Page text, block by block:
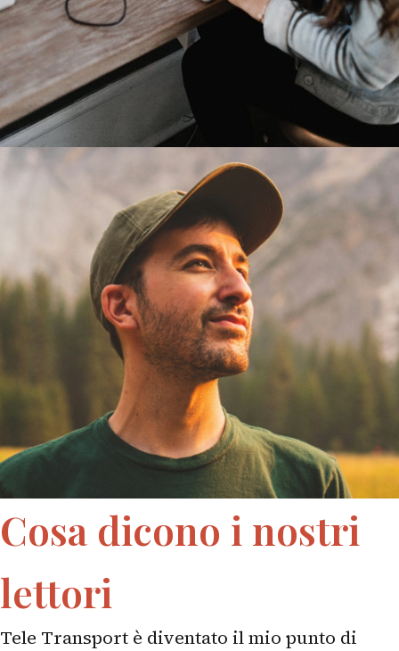
Cosa dicono i nostri
lettori
Tele Transport è diventato il mio punto di